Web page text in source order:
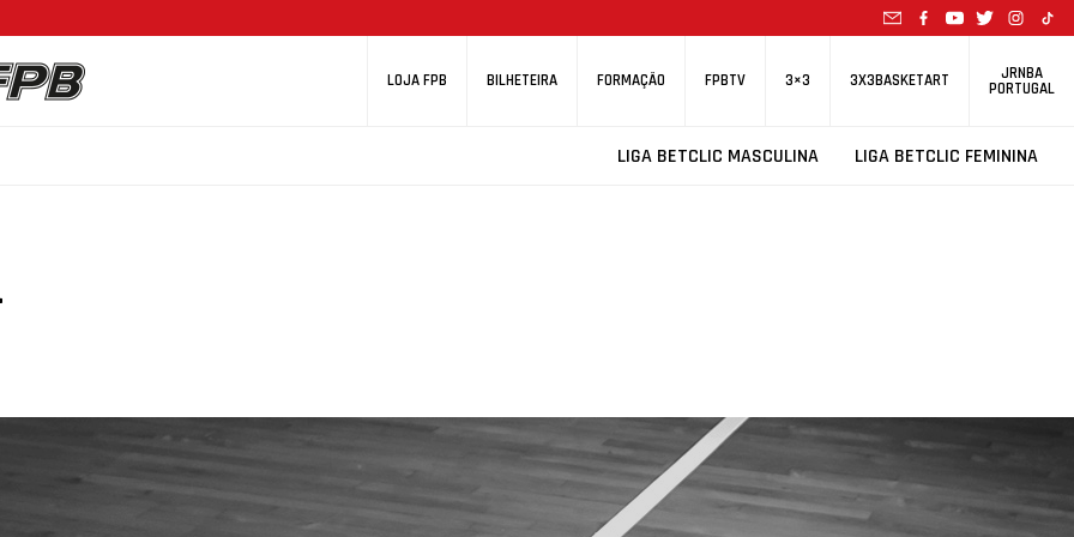
LOJA FPB BILHETEIRA FORMAÇÃO FPBTV 3×3 3X3BASKETART JRNBA
PORTUGAL
LIGA BETCLIC MASCULINA LIGA BETCLIC FEMININA